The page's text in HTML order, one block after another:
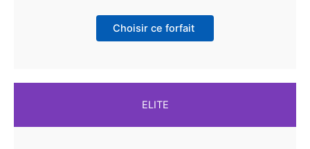
Choisir ce forfait
ELITE